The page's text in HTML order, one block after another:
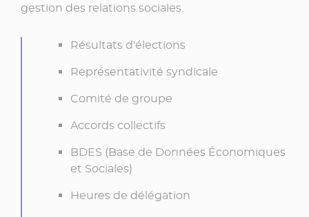
gestion des relations sociales.
Résultats d'élections
Représentativité syndicale
Comité de groupe
Accords collectifs
BDES (Base de Données Économiques
et Sociales)
Heures de délégation